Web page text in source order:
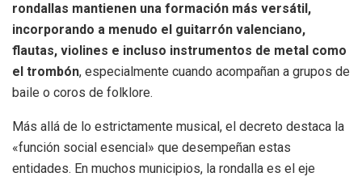
rondallas mantienen una formación más versátil,
incorporando a menudo el guitarrón valenciano,
flautas, violines e incluso instrumentos de metal como
el trombón, especialmente cuando acompañan a grupos de
baile o coros de folklore.
Más allá de lo estrictamente musical, el decreto destaca la
«función social esencial» que desempeñan estas
entidades. En muchos municipios, la rondalla es el eje